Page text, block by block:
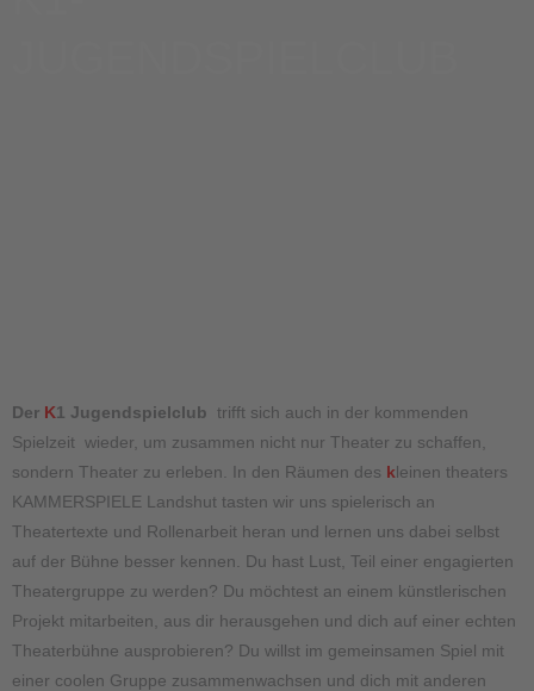
Der K1 Jugendspielclub trifft sich auch in der kommenden
Spielzeit wieder, um zusammen nicht nur Theater zu schaffen,
sondern Theater zu erleben. In den Räumen des k leinen theaters
KAMMERSPIELE Landshut tasten wir uns spielerisch an
Theatertexte und Rollenarbeit heran und lernen uns dabei selbst
auf der Bühne besser kennen. Du hast Lust, Teil einer engagierten
Theatergruppe zu werden? Du möchtest an einem künstlerischen
Projekt mitarbeiten, aus dir herausgehen und dich auf einer echten
Theaterbühne ausprobieren? Du willst im gemeinsamen Spiel mit
einer coolen Gruppe zusammenwachsen und dich mit anderen